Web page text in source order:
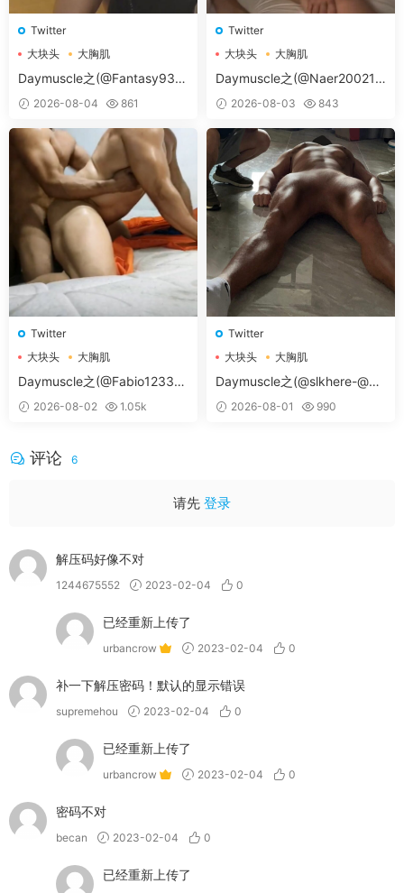
Twitter
大块头
大胸肌
大胸肌肉男
Daymuscle之(@Fantasy938
15579-@孔控Kong）
2026-08-04 861
Twitter
大块头
大胸肌
大胸肌肉男
Daymuscle之(@Naer20021-
@纳尔）
2026-08-03 843
Twitter
大块头
大胸肌
大胸肌肉男
Daymuscle之(@Fabio12333-
@辛叔是个G）
2026-08-02 1.05k
Twitter
大块头
大胸肌
大胸肌肉男
Daymuscle之(@slkhere-@元
气精牛）
2026-08-01 990
评论 6
请先 登录
解压码好像不对
1244675552 2023-02-04 0
已经重新上传了
urbancrow 2023-02-04 0
补一下解压密码！默认的显示错误
supremehou 2023-02-04 0
已经重新上传了
urbancrow 2023-02-04 0
密码不对
becan 2023-02-04 0
已经重新上传了